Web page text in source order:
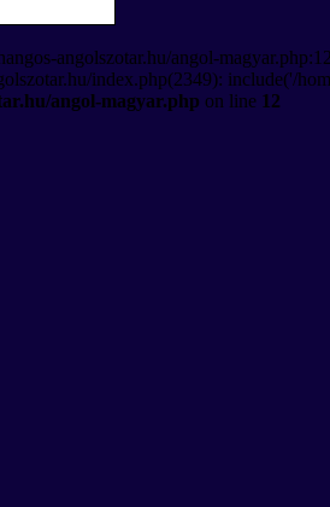
angolszotar.hu/angol-
index.php(2349): include('/
angol-magyar.php on line 12